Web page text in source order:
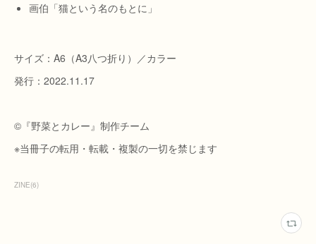
画伯「猫という名のもとに」
サイズ：A6（A3⼋つ折り）／カラー
発行：2022.11.17
©『野菜とカレー』制作チーム
※当冊子の転用・転載・複製の一切を禁じます
ZINE(6)